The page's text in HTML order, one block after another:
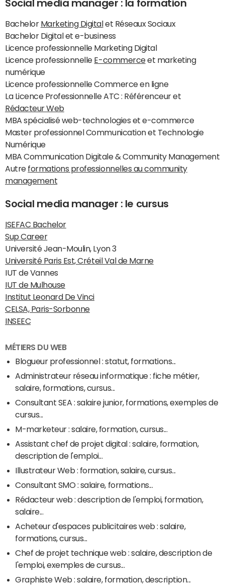
Social media manager : la formation
Bachelor Marketing Digital et Réseaux Sociaux
Bachelor Digital et e-business
Licence professionnelle Marketing Digital
Licence professionnelle E-commerceet marketing
numérique
Licence professionnelle Commerce en ligne
La Licence Professionnelle ATC : Référenceur et
Rédacteur Web
MBA spécialisé web-technologies et e-commerce
Master professionnel Communication et Technologie
Numérique
MBA Communication Digitale & Community Management
Autre formations professionnelles au community
management
Social media manager : le cursus
ISEFAC Bachelor
Sup Career
Université Jean-Moulin, Lyon 3
Université Paris Est, Créteil Val de Marne
IUT de Vannes
IUT de Mulhouse
Institut Leonard De Vinci
CELSA, Paris-Sorbonne
INSEEC
MÉTIERS DU WEB
Blogueur professionnel : statut, formations...
Administrateur réseau informatique : fiche métier,
salaire, formations, cursus...
Consultant SEA : salaire junior, formations, exemples de
cursus...
M-marketeur : salaire, formation, cursus...
Assistant chef de projet digital : salaire, formation,
description de l'emploi...
Illustrateur Web : formation, salaire, cursus...
Consultant SMO : salaire, formations...
Rédacteur web : description de l'emploi, formation,
salaire...
Acheteur d'espaces publicitaires web : salaire,
formations, cursus...
Chef de projet technique web : salaire, description de
l'emploi, exemples de cursus...
Graphiste Web : salaire, formation, description...